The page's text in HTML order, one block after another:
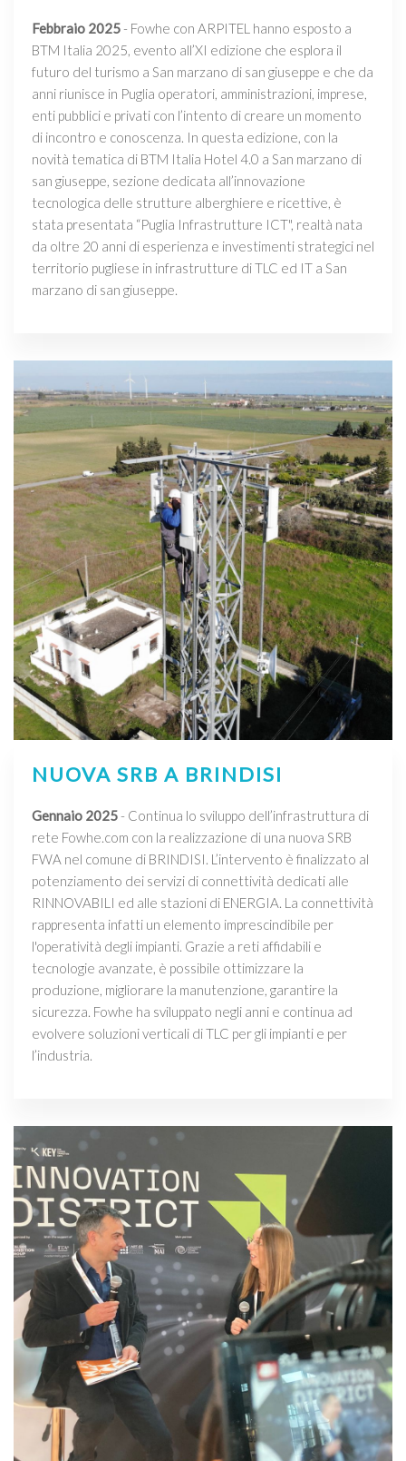
Febbraio 2025- Fowhe con ARPITEL hanno esposto a
BTM Italia 2025, evento all’XI edizione che esplora il
futuro del turismo a San marzano di san giuseppe e che da
anni riunisce in Puglia operatori, amministrazioni, imprese,
enti pubblici e privati con l’intento di creare un momento
di incontro e conoscenza. In questa edizione, con la
novità tematica di BTM Italia Hotel 4.0 a San marzano di
san giuseppe, sezione dedicata all’innovazione
tecnologica delle strutture alberghiere e ricettive, è
stata presentata “Puglia Infrastrutture ICT", realtà nata
da oltre 20 anni di esperienza e investimenti strategici nel
territorio pugliese in infrastrutture di TLC ed IT a San
marzano di san giuseppe.
NUOVA SRB A BRINDISI
Gennaio 2025- Continua lo sviluppo dell’infrastruttura di
rete Fowhe.com con la realizzazione di una nuova SRB
FWA nel comune di BRINDISI. L’intervento è finalizzato al
potenziamento dei servizi di connettività dedicati alle
RINNOVABILI ed alle stazioni di ENERGIA. La connettività
rappresenta infatti un elemento imprescindibile per
l'operatività degli impianti. Grazie a reti affidabili e
tecnologie avanzate, è possibile ottimizzare la
produzione, migliorare la manutenzione, garantire la
sicurezza. Fowhe ha sviluppato negli anni e continua ad
evolvere soluzioni verticali di TLC per gli impianti e per
l’industria.